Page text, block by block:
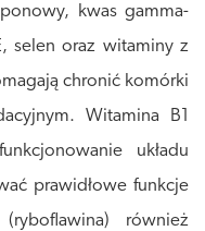
kwas gamma-
selen oraz witaminy z
chronić komórki
Witamina B1
układu
prawidłowe funkcje
również